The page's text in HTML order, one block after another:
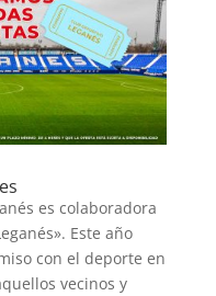
es colaboradora
Este año
con el deporte en
vecinos y